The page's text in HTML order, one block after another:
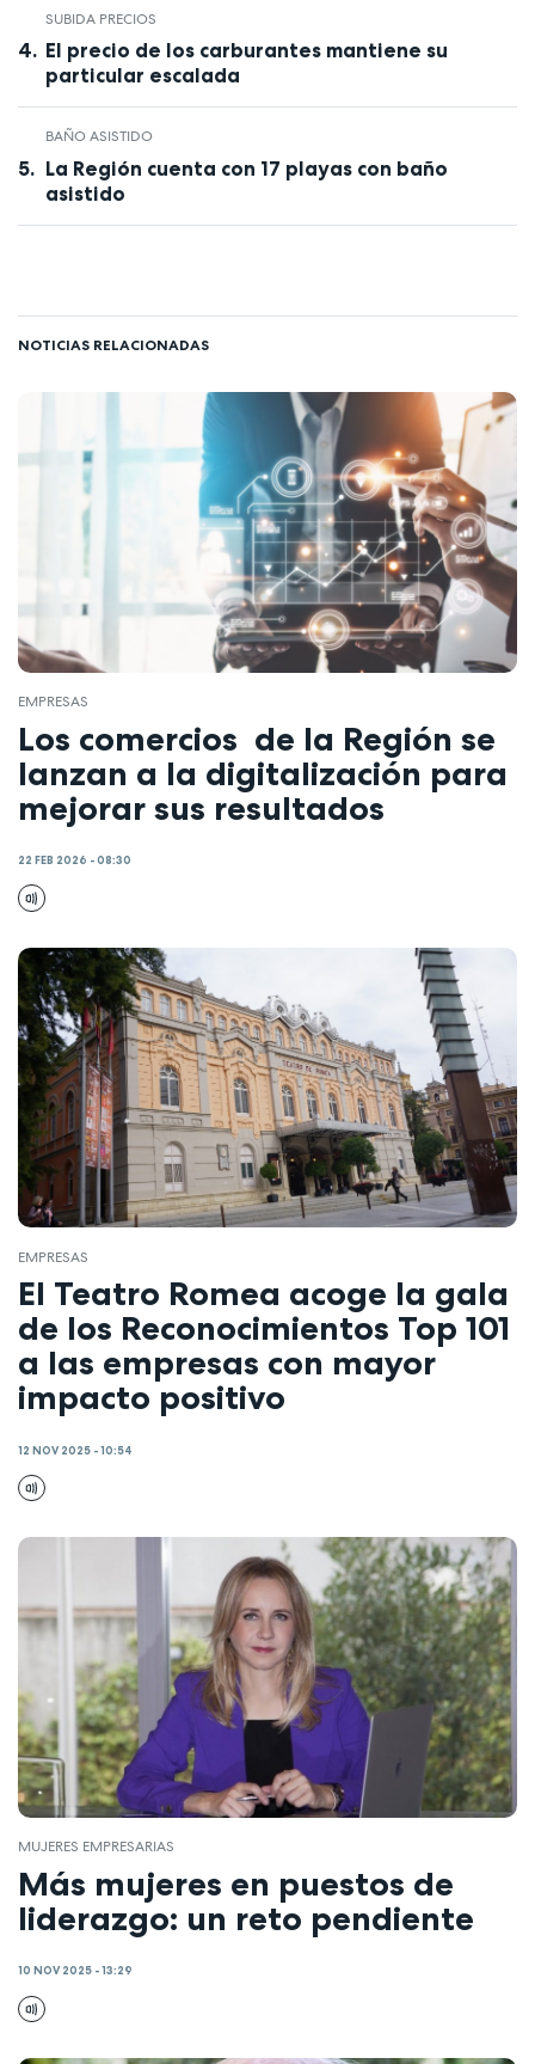
SUBIDA PRECIOS
El precio de los carburantes mantiene su
particular escalada
BAÑO ASISTIDO
La Región cuenta con 17 playas con baño
asistido
NOTICIAS RELACIONADAS
EMPRESAS
Los comercios de la Región se
lanzan a la digitalización para
mejorar sus resultados
22 FEB 2026 - 08:30
EMPRESAS
El Teatro Romea acoge la gala
de los Reconocimientos Top 101
a las empresas con mayor
impacto positivo
12 NOV 2025 - 10:54
MUJERES EMPRESARIAS
Más mujeres en puestos de
liderazgo: un reto pendiente
10 NOV 2025 - 13:29